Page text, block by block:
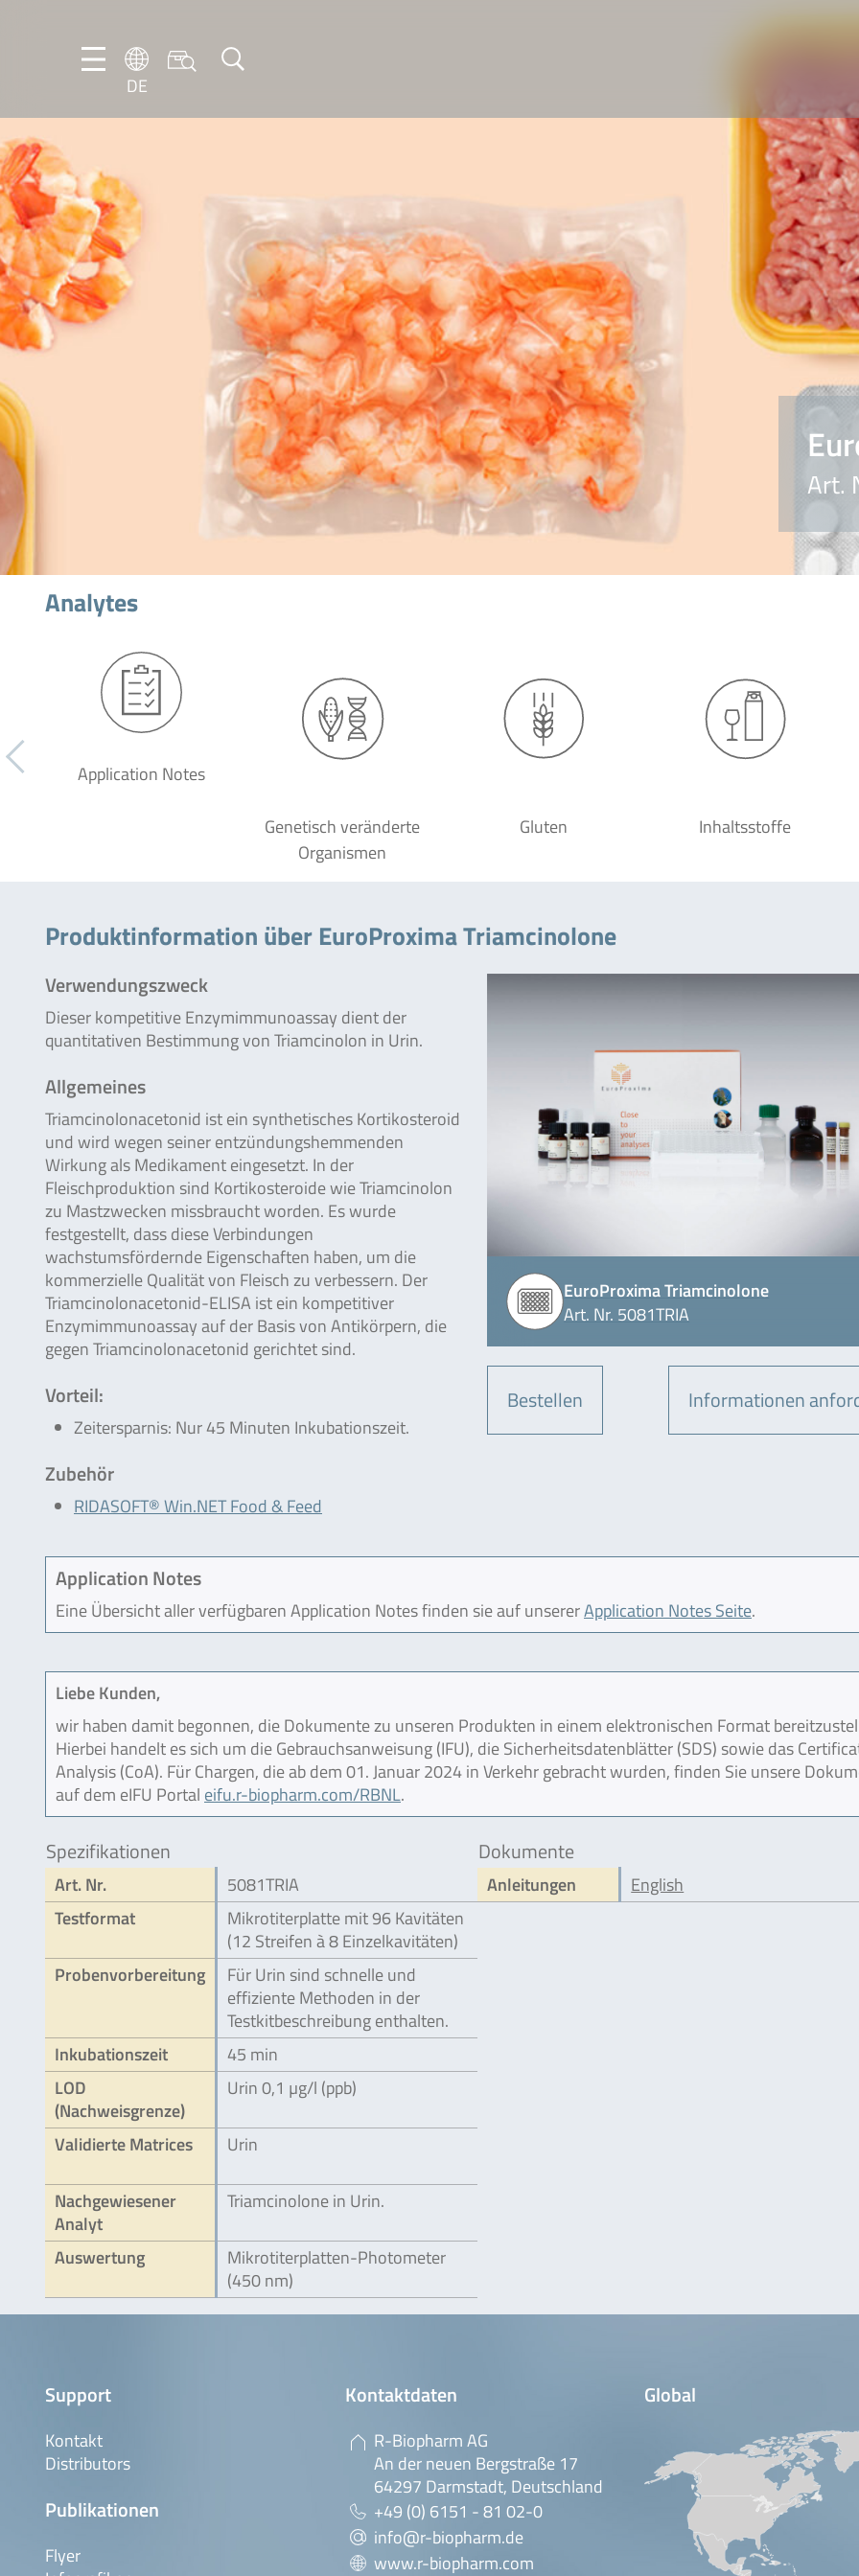
DE
DE
Art.
Analytes
Application Notes
Genetisch veränderte
Organismen
Gluten Inhaltsstoffe
Produktinformation über EuroProxima Triamcinolone
EuroProxima Triamcinolone
Art. Nr. 5081TRIA
Bestellen Informationen
Verwendungszweck
Dieser kompetitive Enzymimmunoassay dient der
quantitativen Bestimmung von Triamcinolon in Urin.
Allgemeines
Triamcinolonacetonid ist ein synthetisches Kortikosteroid
und wird wegen seiner entzündungshemmenden
Wirkung als Medikament eingesetzt. In der
Fleischproduktion sind Kortikosteroide wie Triamcinolon
zu Mastzwecken missbraucht worden. Es wurde
festgestellt, dass diese Verbindungen
wachstumsfördernde Eigenschaften haben, um die
kommerzielle Qualität von Fleisch zu verbessern. Der
Triamcinolonacetonid-ELISA ist ein kompetitiver
Enzymimmunoassay auf der Basis von Antikörpern, die
gegen Triamcinolonacetonid gerichtet sind.
Vorteil:
Zeitersparnis: Nur 45 Minuten Inkubationszeit.
Zubehör
RIDASOFT® Win.NET Food & Feed
Application Notes
Eine Übersicht aller verfügbaren Application Notes finden sie auf unsererApplication Notes Seite.
Liebe Kunden,
wir haben damit begonnen, die Dokumente zu unseren Produkten in einem elektronischen Format
Hierbei handelt es sich um die Gebrauchsanweisung (IFU), die Sicherheitsdatenblätter (SDS) sowie das
Analysis (CoA). Für Chargen, die ab dem 01. Januar 2024 in Verkehr gebracht wurden, finden Sie unsere
auf dem eIFU Portal eifu.r-biopharm.com/RBNL.
Spezifikationen
Art. Nr.
5081TRIA
Testformat
Mikrotiterplatte mit 96 Kavitäten
(12 Streifen à 8 Einzelkavitäten)
Probenvorbereitung
Für Urin sind schnelle und
effiziente Methoden in der
Testkitbeschreibung enthalten.
Inkubationszeit
45 min
LOD
(Nachweisgrenze)
Urin 0,1 µg/l (ppb)
Validierte Matrices Urin
Nachgewiesener
Analyt
Triamcinolone in Urin.
Auswertung
Mikrotiterplatten-Photometer
(450 nm)
Dokumente
Anleitungen English
Support
Kontakt
Distributors
Publikationen
Flyer
Kontaktdaten
R-Biopharm AG
An der neuen Bergstraße 17
64297 Darmstadt, Deutschland
+49 (0) 6151 - 81 02-0
info@r-biopharm.de
www.r-biopharm.com
Global